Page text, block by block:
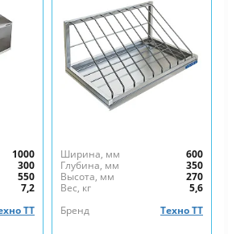
1000
300
550
7,2
ТТ
Ширина, мм
600
Глубина, мм
350
Высота, мм
270
Вес, кг
5,6
Бренд
Техно ТТ